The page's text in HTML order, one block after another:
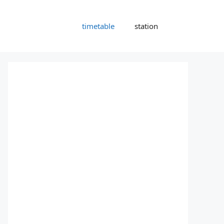
timetable station